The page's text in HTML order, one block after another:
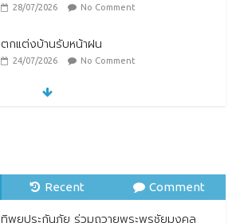
28/07/2026 No Comment
ตกแต่งบ้านรับหน้าฝน
24/07/2026 No Comment
เปิดตัวตราสัญลักษณ์ “Thailand Best
Local Food”
23/07/2026 No Comment
Recent Comment
ทิพยประกันภัย ร่วมถวายพระพรชัยมงคล